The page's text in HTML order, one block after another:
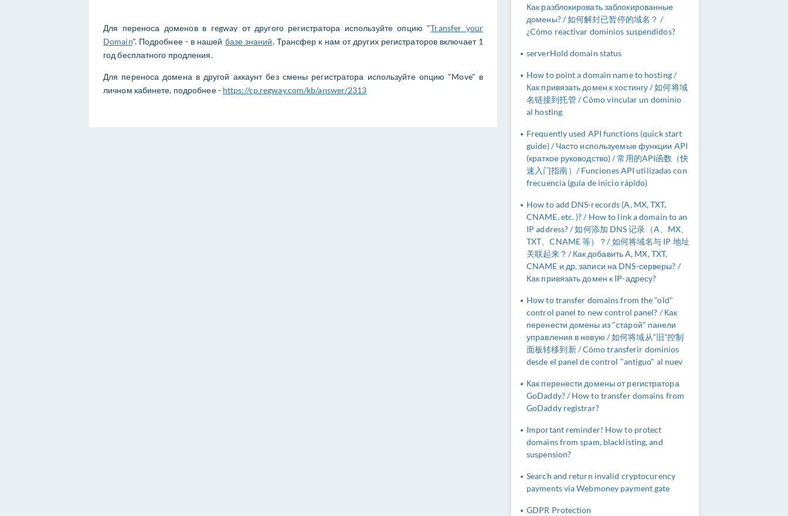
Для переноса доменов в regway от другого регистратора используйте опцию "Transfer your
Domain". Подробнее - в нашей базе знаний. Трансфер к нам от других регистраторов включает 1
год бесплатного продления.
Для переноса домена в другой аккаунт без смены регистратора используйте опцию "Move" в
личном кабинете, подробнее - https://cp.regway.com/kb/answer/2313
Как разблокировать заблокированные
домены? / 如何解封已暂停的域名？ /
¿Cómo reactivar dominios suspendidos?
serverHold domain status
How to point a domain name to hosting /
Как привязать домен к хостингу / 如何将域
名链接到托管 / Cómo vincular un dominio
al hosting
Frequently used API functions (quick start
guide) / Часто используемые функции API
(краткое руководство) / 常用的API函数（快
速入门指南）/ Funciones API utilizadas con
frecuencia (guía de inicio rápido)
How to add DNS-records (A, MX, TXT,
CNAME, etc. )? / How to link a domain to an
IP address? / 如何添加 DNS 记录（A、MX、
TXT、CNAME 等）？/ 如何将域名与 IP 地址
关联起来？/ Как добавить A, MX, TXT,
CNAME и др. записи на DNS-серверы? /
Как привязать домен к IP-адресу?
How to transfer domains from the "old"
control panel to new control panel? / Как
перенести домены из "старой" панели
управления в новую / 如何将域从“旧”控制
面板转移到新 / Cómo transferir dominios
desde el panel de control "antiguo" al nuev
Как перенести домены от регистратора
GoDaddy? / How to transfer domains from
GoDaddy registrar?
Important reminder! How to protect
domains from spam, blacklisting, and
suspension?
Search and return invalid cryptocurency
payments via Webmoney payment gate
GDPR Protection